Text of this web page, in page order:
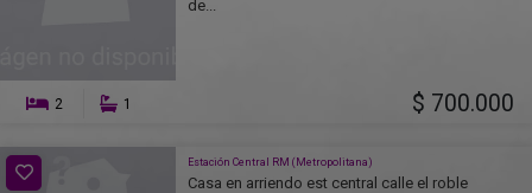
de...
2 1 $ 700.000
Estación Central RM (Metropolitana)
Casa en arriendo est central calle el roble